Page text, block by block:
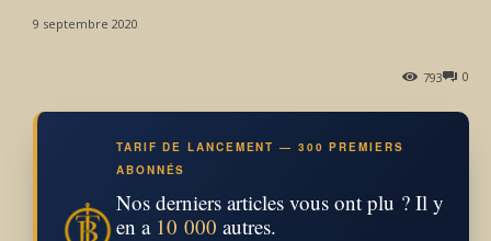
9 septembre 2020
0
793
TARIF DE LANCEMENT — 300 PREMIERS
ABONNÉS
Nos derniers articles vous ont plu ? Il y
en a 10 000 autres.